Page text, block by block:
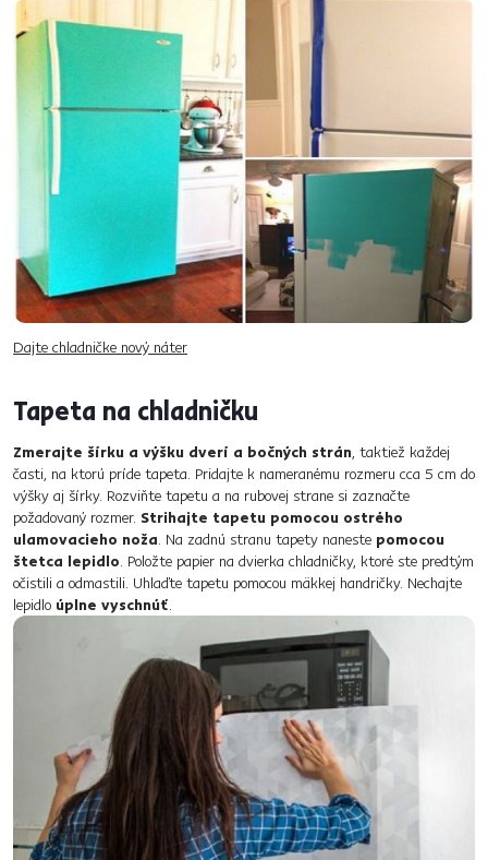
Dajte chladničke nový náter
Tapeta na chladničku
Zmerajte šírku a výšku dverí a bočných strán, taktiež každej
časti, na ktorú príde tapeta. Pridajte k nameranému rozmeru cca 5 cm do
výšky aj šírky. Rozviňte tapetu a na rubovej strane si zaznačte
požadovaný rozmer. Strihajte tapetu pomocou ostrého
ulamovacieho noža. Na zadnú stranu tapety naneste pomocou
štetca lepidlo. Položte papier na dvierka chladničky, ktoré ste predtým
očistili a odmastili. Uhlaďte tapetu pomocou mäkkej handričky. Nechajte
lepidlo úplne vyschnúť.